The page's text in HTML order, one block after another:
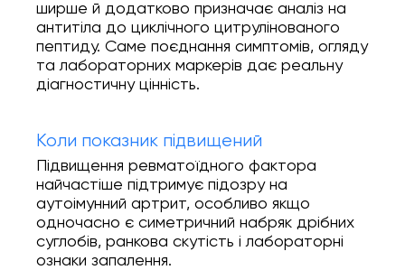
ширше й додатково призначає аналіз на
антитіла до циклічного цитрулінованого
пептиду. Саме поєднання симптомів, огляду
та лабораторних маркерів дає реальну
діагностичну цінність.
Коли показник підвищений
Підвищення ревматоїдного фактора
найчастіше підтримує підозру на
аутоімунний артрит, особливо якщо
одночасно є симетричний набряк дрібних
суглобів, ранкова скутість і лабораторні
ознаки запалення.